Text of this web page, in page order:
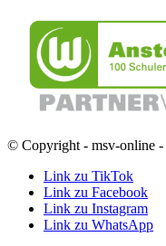
© Copyright - msv-online -
Link zu TikTok
Link zu Facebook
Link zu Instagram
Link zu WhatsApp